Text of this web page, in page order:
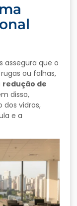
assegura que o
ou falhas,
redução de
disso,
dos vidros,
e a